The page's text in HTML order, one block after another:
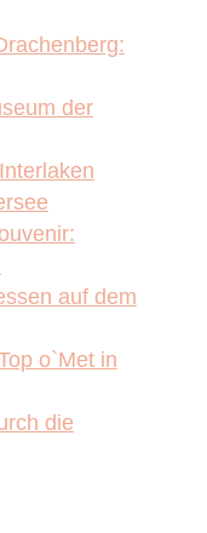
der
auf dem
o`Met in
die